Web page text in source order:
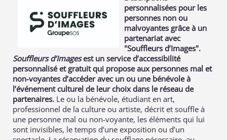
personnalisées pour les
personnes non ou
malvoyantes grâce à un
partenariat avec
"Souffleurs d’Images".
Souffleurs d’Images est un service d’accessibilité
personnalisé et gratuit qui propose aux personnes mal et
non-voyantes d’accéder avec un ou une bénévole à
l’événement culturel de leur choix dans le réseau de
partenaires. Le ou la bénévole, étudiant en art,
professionnel de la culture ou artiste, décrit et souffle à
une personne mal ou non-voyante, les éléments qui lui
sont invisibles, le temps d’une exposition ou d’un